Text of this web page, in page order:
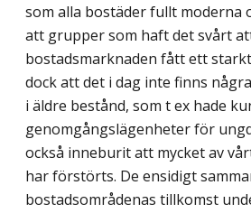
som alla bostäder fullt moderna
att grupper som haft det svårt
bostadsmarknaden fått ett
dock att det i dag inte finns
i äldre bestånd, som t ex hade
genomgångslägenheter för
också inneburit att mycket av
har förstörts. De ensidigt
bostadsområdenas tillkomst